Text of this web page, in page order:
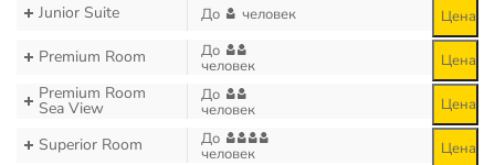
Junior Suite До человек Цена
Premium Room До
человек Цена
Premium Room
Sea View
До
человек Цена
Superior Room До
человек Цена